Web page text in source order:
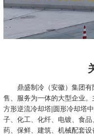
鼎盛制冷（安徽）集团有
售、服务为一体的大型企业
方形逆流冷却塔|圆形冷却塔
子、化工、化纤、电镀、食
药、保鲜、建筑、机械配套设